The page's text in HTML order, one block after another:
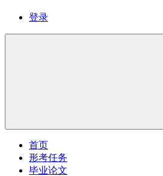
登录
首页
形考任务
毕业论文